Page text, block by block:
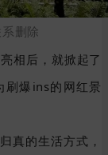
删除
相后，就掀起了
刷爆ins的网红景
真的生活方式，